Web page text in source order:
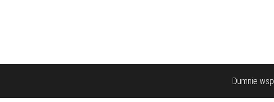
Dumnie